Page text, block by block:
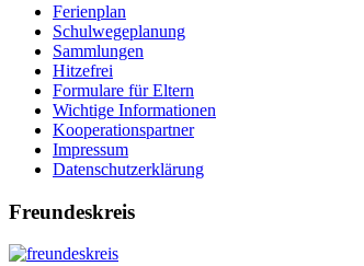
Ferienplan
Schulwegeplanung
Sammlungen
Hitzefrei
Formulare für Eltern
Wichtige Informationen
Kooperationspartner
Impressum
Datenschutzerklärung
Freundeskreis